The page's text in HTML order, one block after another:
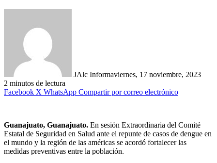
JAlc Informaviernes, 17 noviembre, 2023
2 minutos de lectura
Facebook X WhatsApp Compartir por correo electrónico
Guanajuato, Guanajuato. En sesión Extraordinaria del Comité
Estatal de Seguridad en Salud ante el repunte de casos de dengue en
el mundo y la región de las américas se acordó fortalecer las
medidas preventivas entre la población.